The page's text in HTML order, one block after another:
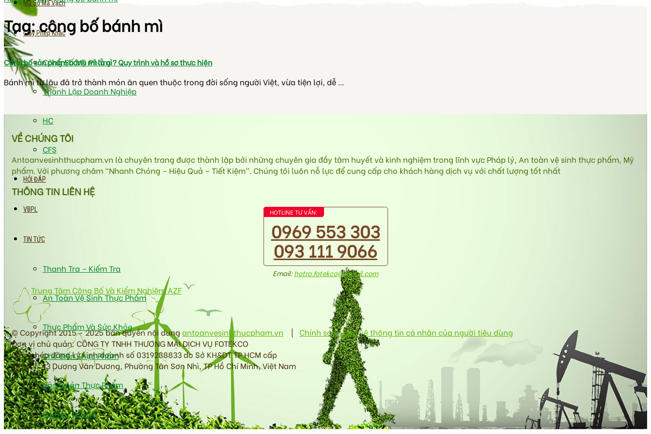
Mã Số Mã Vạch
Giấy Phép Khác
Công Bố Mỹ Phẩm
Thành Lập Doanh Nghiệp
HC
CFS
HỎI ĐÁP
VBPL
TIN TỨC
Thanh Tra – Kiếm Tra
An Toàn Vệ Sinh Thực Phẩm
Thực Phẩm Và Sức Khỏe
Chế Biến Thực Phẩm
Bảo Quản Thực Phẩm
Sở Hữu Trí Tuệ
Tag:công bố bánh mì
Công bố sản phẩm bánh mì là gì? Quy trình và hồ sơ thực hiện
Bánh mì từ lâu đã trở thành món ăn quen thuộc trong đời sống người Việt, vừa tiện lợi, dễ ...
VỀ CHÚNG TÔI
Antoanvesinhthucpham.vn là chuyên trang được thành lập bởi những chuyên gia đầy tâm huyết và kinh nghiệm trong lĩnh vực Pháp lý, An toàn vệ sinh thực phẩm, Mỹ
phẩm. Với phương châm “Nhanh Chóng – Hiệu Quả – Tiết Kiệm”. Chúng tôi luôn nỗ lực để cung cấp cho khách hàng dịch vụ với chất lượng tốt nhất
THÔNG TIN LIÊN HỆ
HOTLINE TƯ VẤN:
0969 553 303
093 111 9066
Email:hotro.fotekco@gmail.com
Trung Tâm Công Bố Và Kiểm Nghiệm AZF
© Copyright 2015 - 2025 bản quyền nội dung antoanvesinhthucpham.vn | Chính sách bảo vệ thông tin cá nhân của người tiêu dùng
Đơn vị chủ quản: CÔNG TY TNHH THƯƠNG MẠI DỊCH VỤ FOTEKCO
Giấy phép đăng ký kinh doanh số 0319288833 do Sở KH&ĐT TP.HCM cấp
Địa chỉ: 43 Dương Văn Dương, Phường Tân Sơn Nhì, TP Hồ Chí Minh, Việt Nam